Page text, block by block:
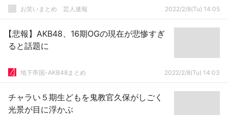
お笑いまとめ 芸人速報 2022/2/8(Tu) 14:05
【悲報】AKB48、16期OGの現在が悲惨すぎ
ると話題に
地下帝国-AKB48まとめ 2022/2/8(Tu) 14:03
チャラい５期生どもを鬼教官久保がしごく
光景が目に浮かぶ